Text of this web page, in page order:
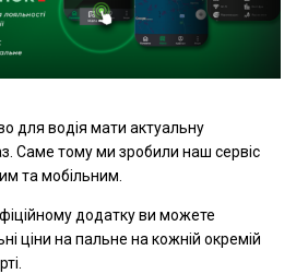
для водія мати актуальну
Саме тому ми зробили наш сервіс
та мобільним.
додатку ви можете
ціни на пальне на кожній окремій